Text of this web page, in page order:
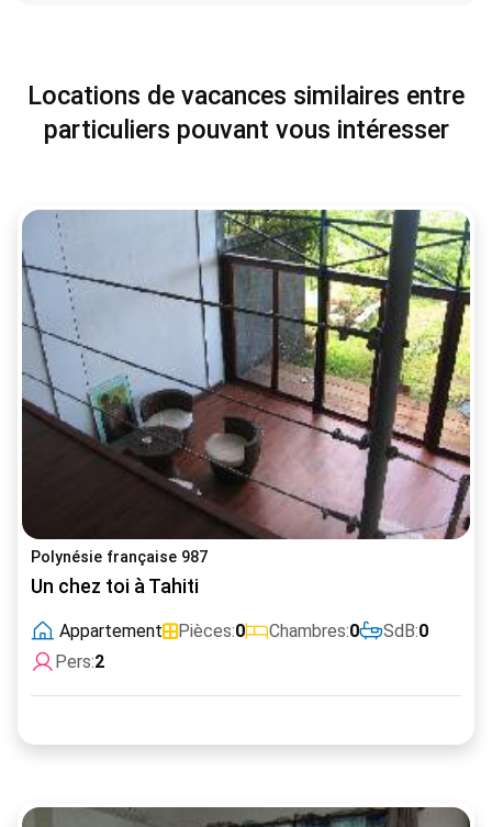
Locations de vacances similaires entre
particuliers pouvant vous intéresser
Polynésie française 987
Un chez toi à Tahiti
Appartement Pièces:0 Chambres:0 SdB:0
Pers:2